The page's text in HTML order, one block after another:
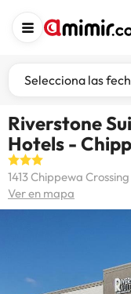
Selecciona las
Riverstone
Hotels -
1413 Chippewa
Ver en mapa